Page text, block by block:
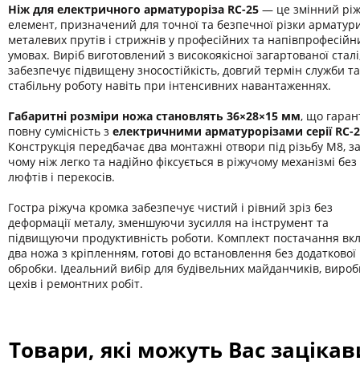
Ніж для електричного арматуроріза RC-25 — це змінний
елемент, призначений для точної та безпечної різки
металевих прутів і стрижнів у професійних та
умовах. Виріб виготовлений з високоякісної загартованої
забезпечує підвищену зносостійкість, довгий термін служби та
стабільну роботу навіть при інтенсивних навантаженнях.
Габаритні розміри ножа становлять 36×28×15 мм, що
повну сумісність з електричними арматурорізами серії RC-
Конструкція передбачає два монтажні отвори під різьбу М8,
чому ніж легко та надійно фіксується в ріжучому механізмі без
люфтів і перекосів.
Гостра ріжуча кромка забезпечує чистий і рівний зріз без
деформації металу, зменшуючи зусилля на інструмент та
підвищуючи продуктивність роботи. Комплект постачання
два ножа з кріпленням, готові до встановлення без додаткової
обробки. Ідеальний вибір для будівельних майданчиків,
цехів і ремонтних робіт.
Товари, які можуть Вас